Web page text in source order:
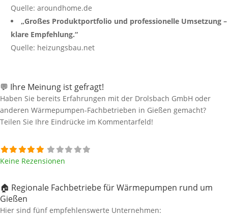
Quelle: aroundhome.de
„Großes Produktportfolio und professionelle Umsetzung –
klare Empfehlung.“
Quelle: heizungsbau.net
💬 Ihre Meinung ist gefragt!
Haben Sie bereits Erfahrungen mit der Drolsbach GmbH oder
anderen Wärmepumpen-Fachbetrieben in Gießen gemacht?
Teilen Sie Ihre Eindrücke im Kommentarfeld!
Keine Rezensionen
🏠 Regionale Fachbetriebe für Wärmepumpen rund um
Gießen
Hier sind fünf empfehlenswerte Unternehmen: